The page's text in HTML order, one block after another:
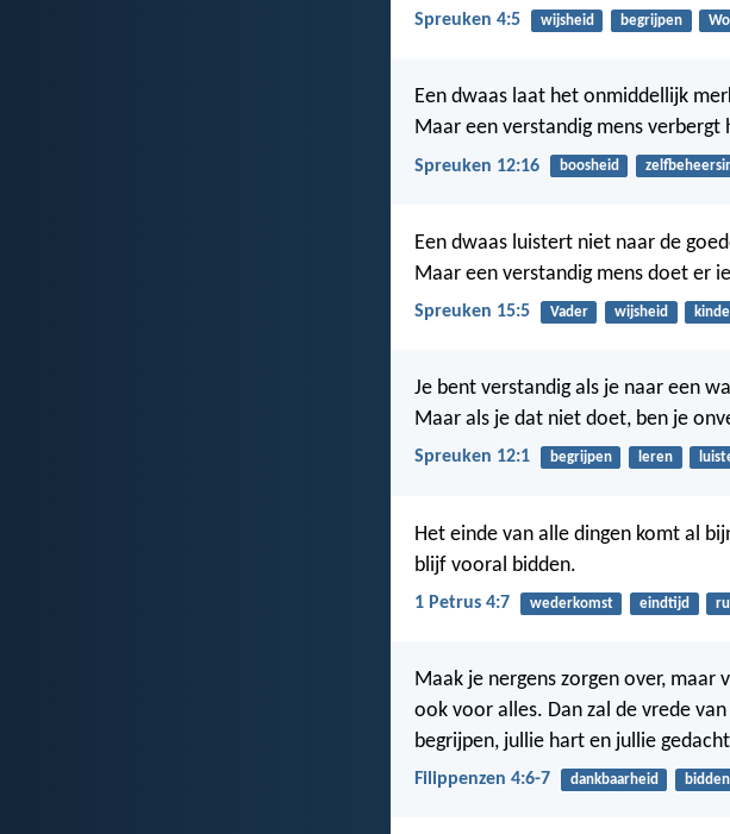
Spreuken 4:5 wijsheid begrijpen
Een dwaas laat het onmiddellijk
Maar een verstandig mens verbergt
Spreuken 12:16 boosheid
Een dwaas luistert niet naar de
Maar een verstandig mens doet er
Spreuken 15:5 Vader wijsheid
Je bent verstandig als je naar een
Maar als je dat niet doet, ben je
Spreuken 12:1 begrijpen leren
Het einde van alle dingen komt al
blijf vooral bidden.
1 Petrus 4:7 wederkomst eindtijd
Maak je nergens zorgen over, maar
ook voor alles. Dan zal de vrede
begrijpen, jullie hart en jullie
Filippenzen 4:6-7 dankbaarheid bidden